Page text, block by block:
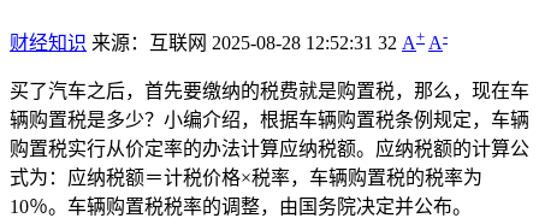
财经知识 来源：互联网 2025-08-28 12:52:31 32 A+ A-
买了汽车之后，首先要缴纳的税费就是购置税，那么，现在车
辆购置税是多少？小编介绍，根据车辆购置税条例规定，车辆
购置税实行从价定率的办法计算应纳税额。应纳税额的计算公
式为：应纳税额＝计税价格×税率，车辆购置税的税率为
10％。车辆购置税税率的调整，由国务院决定并公布。